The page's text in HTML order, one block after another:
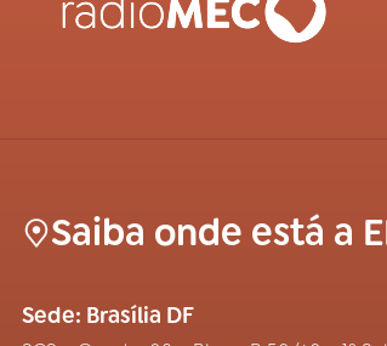
Saiba onde está a
Sede: Brasília DF